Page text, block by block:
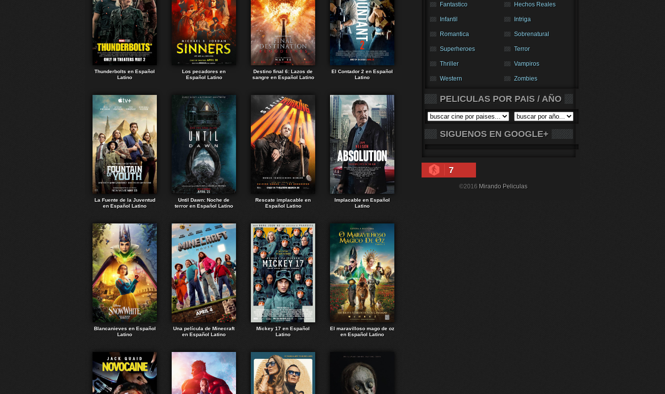
Thunderbolts en Español
Latino
Los pecadores en
Español Latino
Destino final 6: Lazos de
sangre en Español Latino
El Contador 2 en Español
Latino
La Fuente de la Juventud
en Español Latino
Until Dawn: Noche de
terror en Español Latino
Rescate implacable en
Español Latino
Implacable en Español
Latino
Blancanieves en Español
Latino
Una película de Minecraft
en Español Latino
Mickey 17 en Español
Latino
El maravilloso mago de oz
en Español Latino
Fantastico Hechos Reales
Infantil Intriga
Romantica Sobrenatural
Superheroes Terror
Thriller Vampiros
Western Zombies
PELICULAS POR PAIS / AÑO
SIGUENOS EN GOOGLE+
7
©2016 Mirando Peliculas